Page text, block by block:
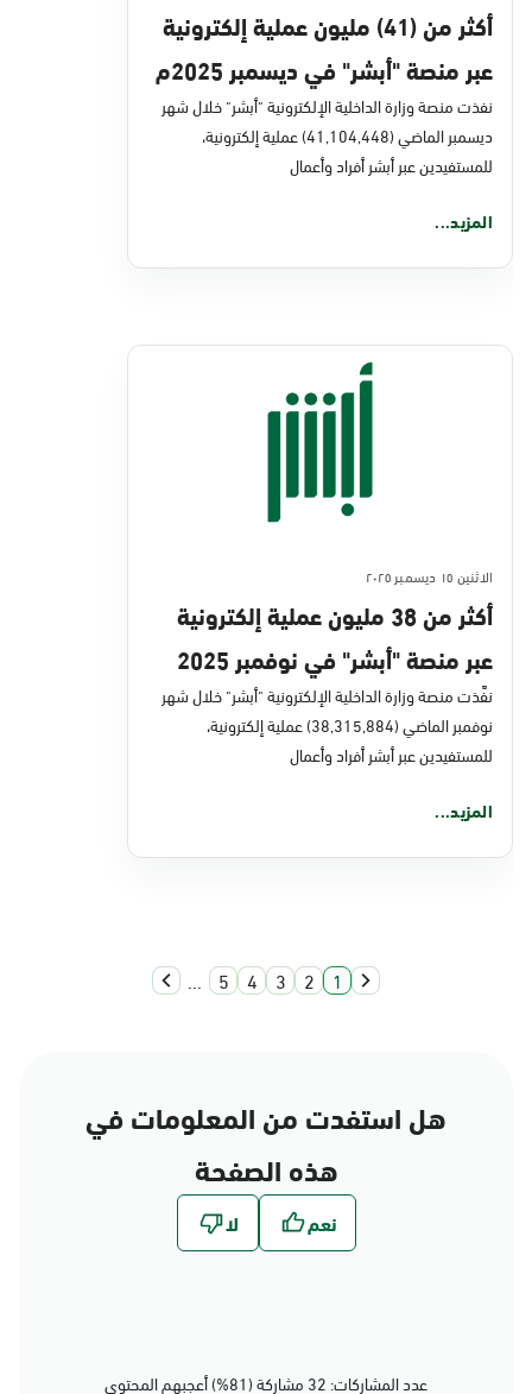
أكثر من (41) مليون عملية إلكترونية
عبر منصة "أبشر" في ديسمبر 2025م
نفذت منصة وزارة الداخلية الإلكترونية "أبشر" خلال شهر
ديسمبر الماضي (41,104,448) عملية إلكترونية،
للمستفيدين عبر أبشر أفراد وأعمال
المزيد...
الاثنين ١٥ ديسمبر ٢٠٢٥
أكثر من 38 مليون عملية إلكترونية
عبر منصة "أبشر" في نوفمبر 2025
نفَّذت منصة وزارة الداخلية الإلكترونية "أبشر" خلال شهر
نوفمبر الماضي (38,315,884) عملية إلكترونية،
للمستفيدين عبر أبشر أفراد وأعمال
المزيد...
1
2
3
4
5
...
هل استفدت من المعلومات في
هذه الصفحة
عدد المشاركات: 32 مشاركة (81%) أعجبهم المحتوى